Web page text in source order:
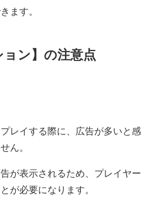
ます。
ョン】の注意点
レイする際に、広告が多いと感
ん。
が表示されるため、プレイヤー
が必要になります。